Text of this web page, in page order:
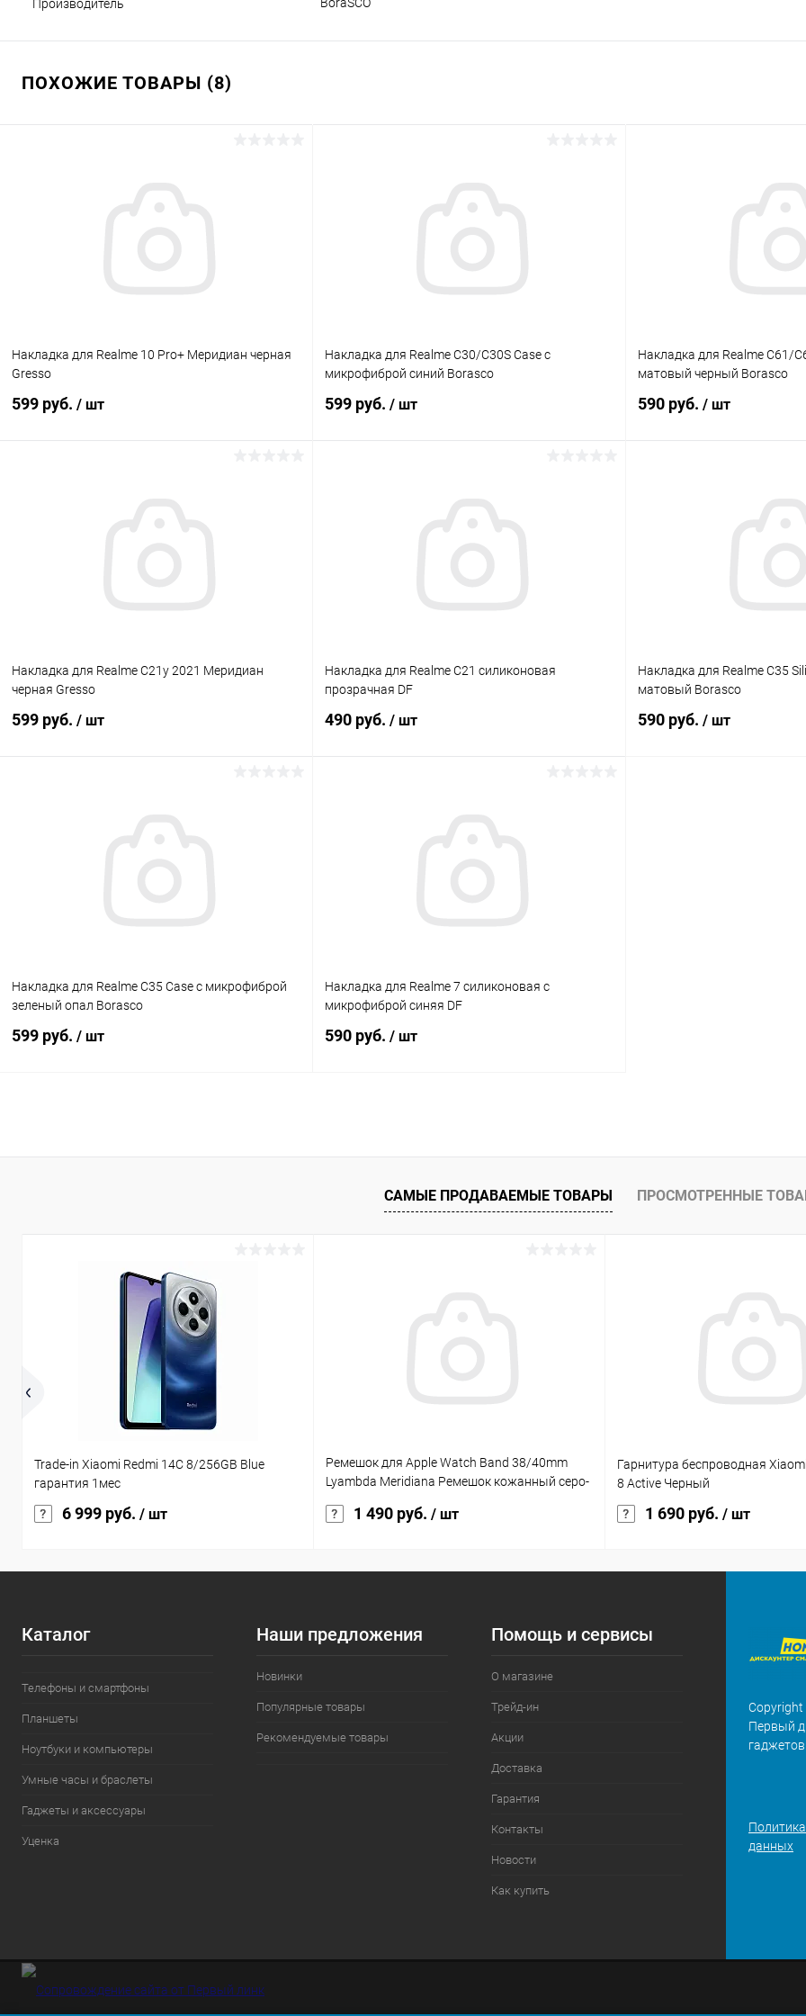
Производитель
ПОХОЖИЕ ТОВАРЫ (8)
Накладка для Realme 10 Pro+ Меридиан черная
Gresso
599 руб. / шт
Накладка для Realme C30/C30S Case с
микрофиброй синий Borasco
599 руб. / шт
Накладка для Realme C61/
матовый черный Borasco
590 руб. / шт
Накладка для Realme C21y 2021 Меридиан
черная Gresso
599 руб. / шт
Накладка для Realme C21 силиконовая
прозрачная DF
490 руб. / шт
Накладка для Realme C35
матовый Borasco
590 руб. / шт
Накладка для Realme C35 Case с микрофиброй
зеленый опал Borasco
599 руб. / шт
К сравнению
Накладка для Realme 7 силиконовая с
микрофиброй синяя DF
590 руб. / шт
К сравнению
В избранное В наличии
САМЫЕ ПРОДАВАЕМЫЕ ТОВАРЫ ПРОСМОТРЕННЫЕ
Trade-in Xiaomi Redmi 14C 8/256GB Blue
гарантия 1мес
6 999 руб. / шт
Ремешок для Apple Watch Band 38/40mm
Lyambda Meridiana Ремешок кожанный серо-
1 490 руб. / шт
Гарнитура беспроводная
8 Active Черный
1 690 руб. / шт
Каталог
Телефоны и смартфоны
Планшеты
Ноутбуки и компьютеры
Умные часы и браслеты
Гаджеты и аксессуары
Уценка
Наши предложения
Новинки
Популярные товары
Рекомендуемые товары
Помощь и сервисы
О магазине
Трейд-ин
Акции
Доставка
Гарантия
Контакты
Новости
Как купить
Copyright
Первый
данных